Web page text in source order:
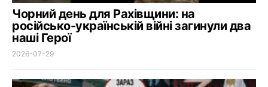
Чорний день для Рахівщини: на
російсько-українській війні загинули два
наші Герої
2026-07-29